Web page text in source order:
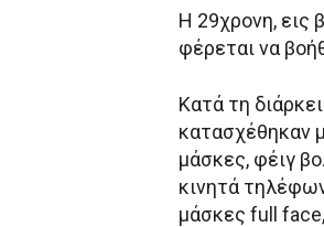
Η 29χρονη, εις
φέρεται να
Κατά τη
κατασχέθηκαν
μάσκες, φέιγ
κινητά
μάσκες full